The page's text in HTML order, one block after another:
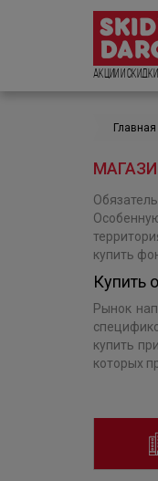
Акции и
Главная
купить
Купить
Рынок
купить
которых